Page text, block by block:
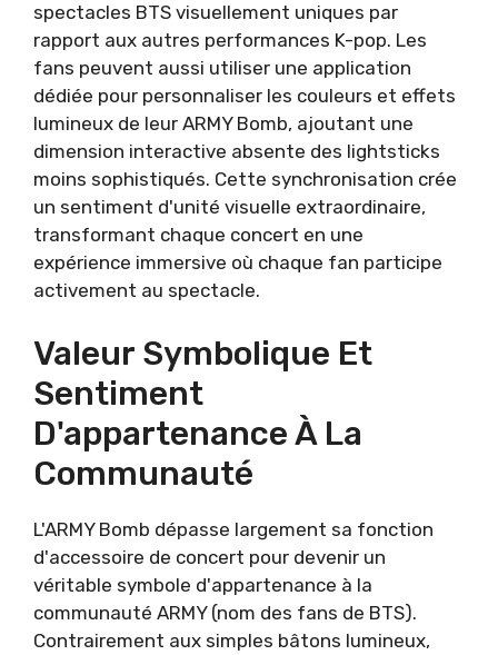
spectacles BTS visuellement uniques par
rapport aux autres performances K-pop. Les
fans peuvent aussi utiliser une application
dédiée pour personnaliser les couleurs et effets
lumineux de leur ARMY Bomb, ajoutant une
dimension interactive absente des lightsticks
moins sophistiqués. Cette synchronisation crée
un sentiment d'unité visuelle extraordinaire,
transformant chaque concert en une
expérience immersive où chaque fan participe
activement au spectacle.
Valeur Symbolique Et
Sentiment
D'appartenance À La
Communauté
L'ARMY Bomb dépasse largement sa fonction
d'accessoire de concert pour devenir un
véritable symbole d'appartenance à la
communauté ARMY (nom des fans de BTS).
Contrairement aux simples bâtons lumineux,